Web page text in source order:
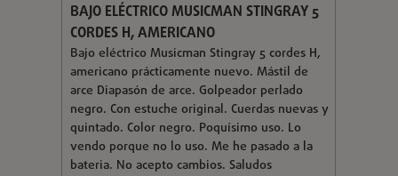
BAJO ELÉCTRICO MUSICMAN STINGRAY 5
CORDES H, AMERICANO
Bajo eléctrico Musicman Stingray 5 cordes H,
americano prácticamente nuevo. Mástil de
arce Diapasón de arce. Golpeador perlado
negro. Con estuche original. Cuerdas nuevas y
quintado. Color negro. Poquísimo uso. Lo
vendo porque no lo uso. Me he pasado a la
bateria. No acepto cambios. Saludos